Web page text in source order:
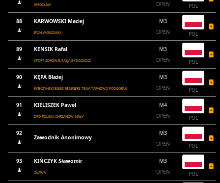
WROCŁAW
OPEN
POL
88 KARWOWSKI Maciej
IFON WARSZAWA
M3
OPEN
POL
89 KENSIK Rafał
SPORT ZDROWIE PASJA BYDGOSZCZ
M3
OPEN
POL
90 KĘPA Błażej
RYBCZYŃSKI-BIKES REMMERS TEAM TARNOWO PODGORNE
M3
OPEN
POL
91 KIELISZEK Paweł
DPD POLSKA CHRZANÓW MAŁY
M4
OPEN
POL
92
Zawodnik Anonimowy
M3
OPEN
POL
93 KIŃCZYK Sławomir
OŁAWA
M3
OPEN
POL